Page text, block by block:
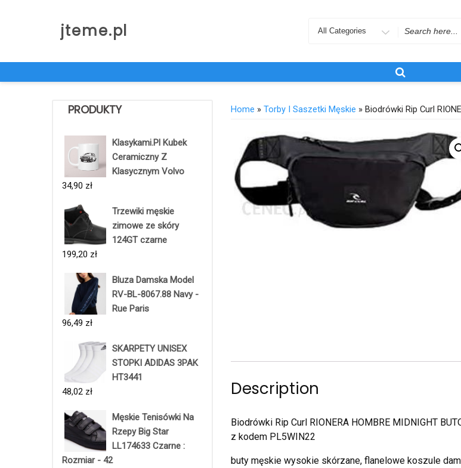
jteme.pl
Search
PRODUKTY
Klasykami.Pl Kubek
Ceramiczny Z
Klasycznym Volvo
34,90 zł
Trzewiki męskie
zimowe ze skóry
124GT czarne
199,20 zł
Bluza Damska Model
RV-BL-8067.88 Navy -
Rue Paris
96,49 zł
SKARPETY UNISEX
STOPKI ADIDAS 3PAK
HT3441
48,02 zł
Męskie Tenisówki Na
Rzepy Big Star
LL174633 Czarne :
Rozmiar - 42
Home » Torby I Saszetki Męskie » Biodrówki Rip Curl
Description
Biodrówki Rip Curl RIONERA HOMBRE MIDNIGHT
z kodem PL5WIN22
buty męskie wysokie skórzane, flanelowe koszule